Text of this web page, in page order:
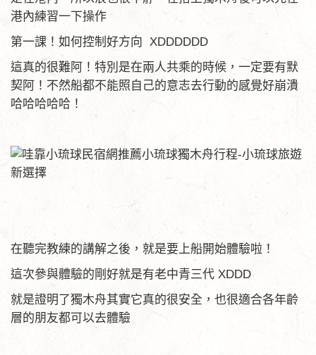
港內練習一下操作
第一課！如何控制好方向 XDDDDDD
這真的很難阿！特別是在兩人共乘的時候，一定要有默
契阿！不然船都不能照自己的意志去行動的感覺好崩潰
哈哈哈哈哈！
在聽完教練的講解之後，就是要上船開始體驗啦！
這次參與體驗的剛好就是有老中青三代 XDDD
就是證明了獨木舟其實它真的很安全，也很適合各年齡
層的朋友都可以去體驗